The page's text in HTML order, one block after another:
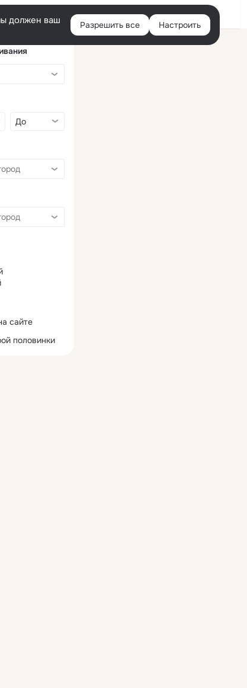
Войти
должен ваш
Разрешить все Настроить
сайте
половинки